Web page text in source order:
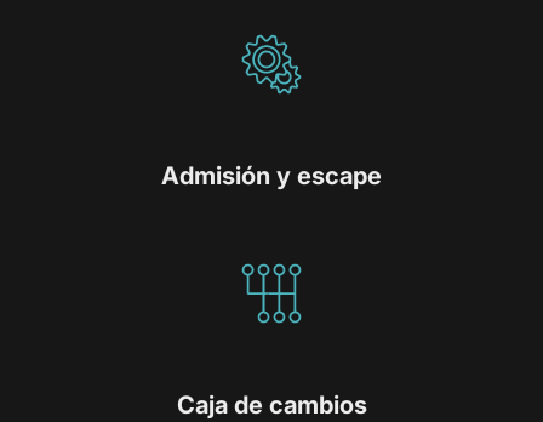
Admisión y escape
Caja de cambios